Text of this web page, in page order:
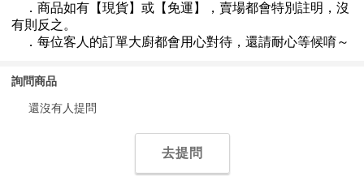
詢問商品
還沒有人提問
去提問